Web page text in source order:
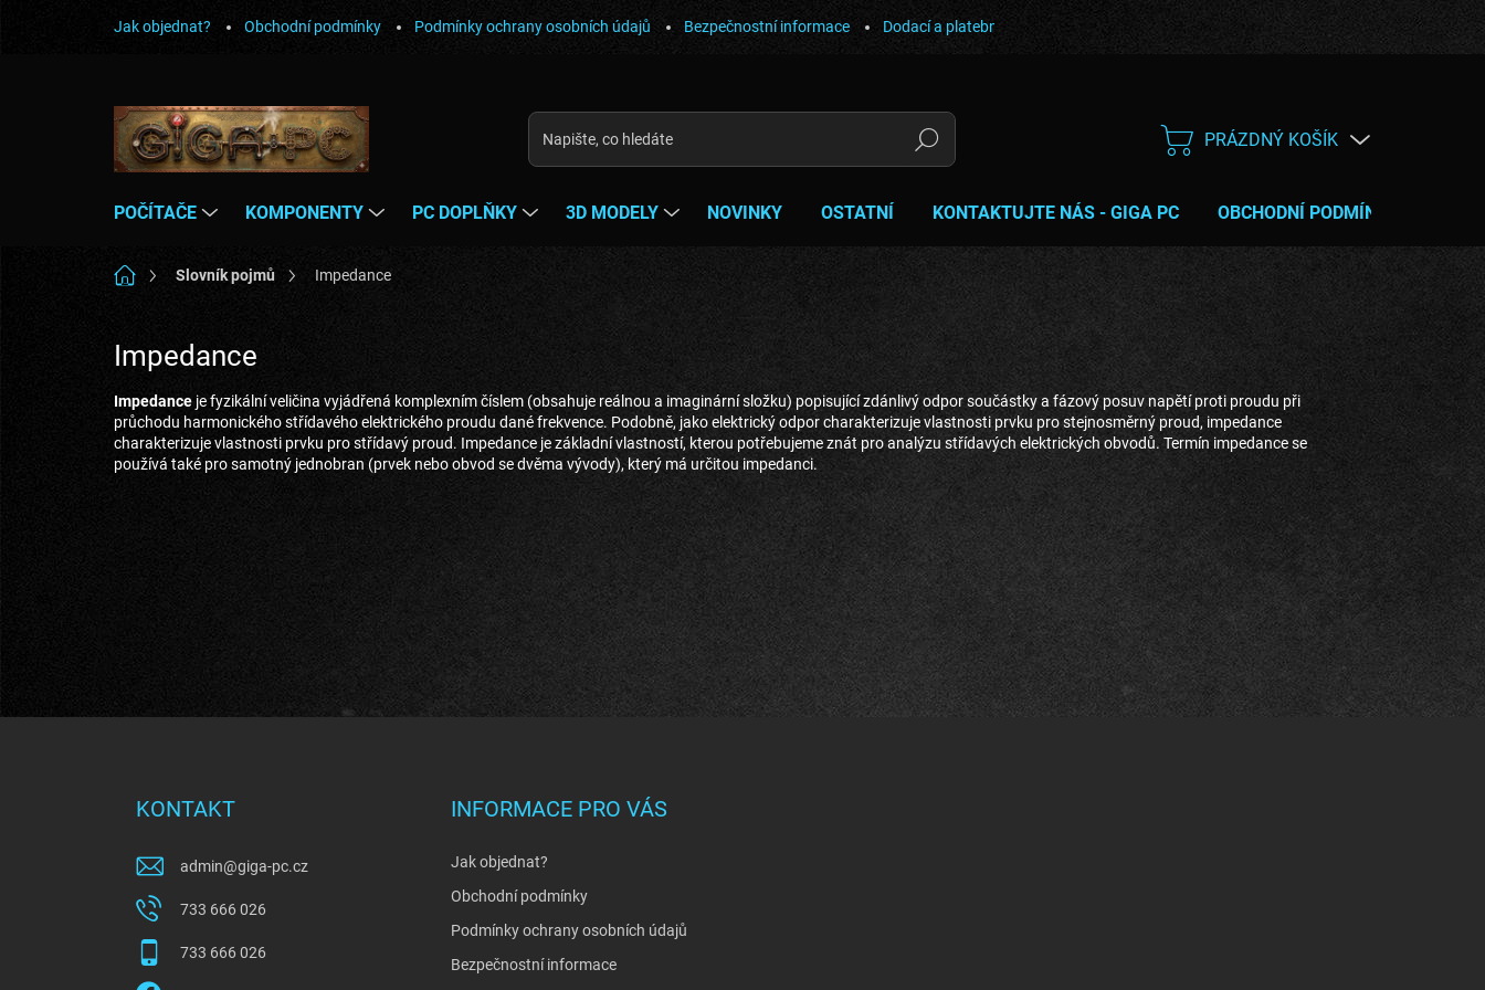
Jak objednat? Obchodní podmínky Podmínky ochrany osobních údajů Bezpečnostní informace Dodací a platební podmínky Poučení o právu na odstoupení od smlouvy Servis
Hledat
NÁKUPNÍ
PRÁZDNÝ KOŠÍK
POČÍTAČE KOMPONENTY PC DOPLŇKY 3D MODELY NOVINKY OSTATNÍ KONTAKTUJTE NÁS - GIGA PC OBCHODNÍ PODMÍNKY
Domů Slovník pojmů Impedance
Impedance
Impedance je fyzikální veličina vyjádřená komplexním číslem (obsahuje reálnou a imaginární složku) popisující zdánlivý odpor součástky a fázový posuv napětí proti proudu při
průchodu harmonického střídavého elektrického proudu dané frekvence. Podobně, jako elektrický odpor charakterizuje vlastnosti prvku pro stejnosměrný proud, impedance
charakterizuje vlastnosti prvku pro střídavý proud. Impedance je základní vlastností, kterou potřebujeme znát pro analýzu střídavých elektrických obvodů. Termín impedance se
používá také pro samotný jednobran (prvek nebo obvod se dvěma vývody), který má určitou impedanci.
KONTAKT
admin@giga-pc.cz
733 666 026
733 666 026
INFORMACE PRO VÁS
Jak objednat?
Obchodní podmínky
Podmínky ochrany osobních údajů
Bezpečnostní informace